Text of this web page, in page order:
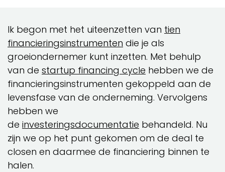
Ik begon met het uiteenzetten van tien
financieringsinstrumenten die je als
groeiondernemer kunt inzetten. Met behulp
van de startup financing cycle hebben we de
financieringsinstrumenten gekoppeld aan de
levensfase van de onderneming. Vervolgens
hebben we
de investeringsdocumentatie behandeld. Nu
zijn we op het punt gekomen om de deal te
closen en daarmee de financiering binnen te
halen.